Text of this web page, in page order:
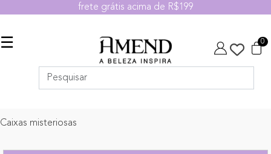
frete grátis acima de R$199
☰ 0
Caixas misteriosas